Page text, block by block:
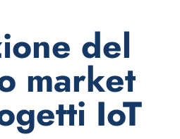
del
market
IoT